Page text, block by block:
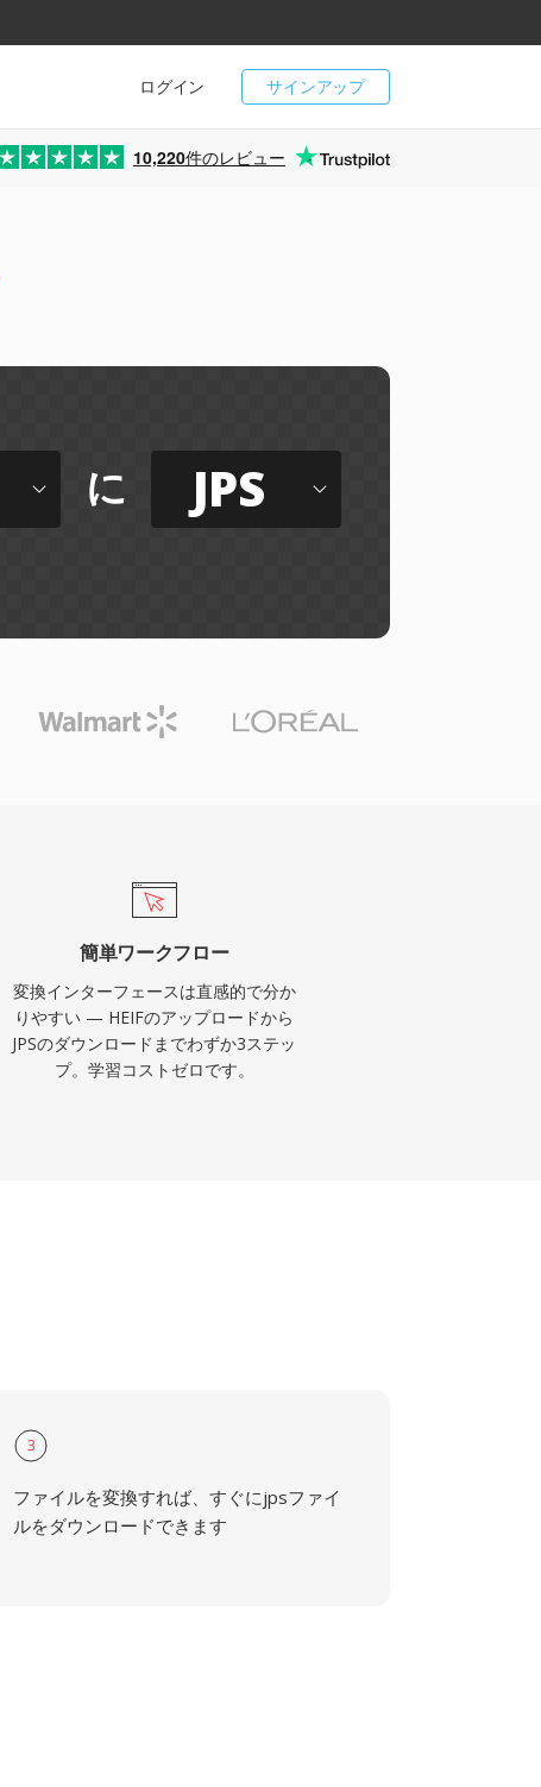
サインアップ
ログイン
10,220件のレビュー
に JPS
簡単ワークフロー
変換インターフェースは直感的で分か
りやすい — HEIFのアップロードから
JPSのダウンロードまでわずか3ステッ
プ。学習コストゼロです。
3
ファイルを変換すれば、すぐにjpsファイ
ルをダウンロードできます